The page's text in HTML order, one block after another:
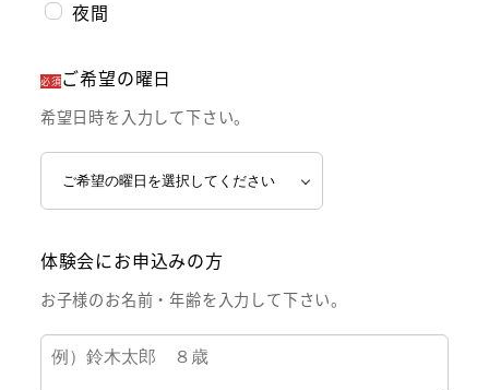
夜間
必須ご希望の曜日
希望日時を入力して下さい。
体験会にお申込みの方
お子様のお名前・年齢を入力して下さい。